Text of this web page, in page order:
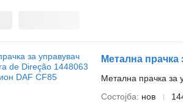
Метална прачка
Метална прачка за
Состојба
нов